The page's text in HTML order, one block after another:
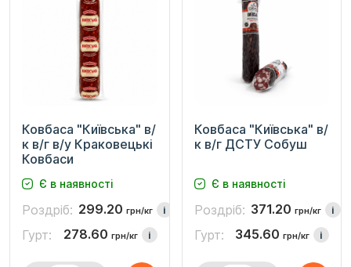
Ковбаса "Київська" в/
к в/г в/у Краковецькі
Ковбаси
Є в наявності
Роздріб: 299.20 грн/кг i
Гурт: 278.60 грн/кг i
Ковбаса "Київська" в/
к в/г ДСТУ Собуш
Є в наявності
Роздріб: 371.20 грн/кг i
Гурт: 345.60 грн/кг i